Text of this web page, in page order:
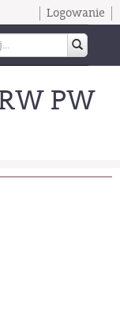
Logowanie
PW